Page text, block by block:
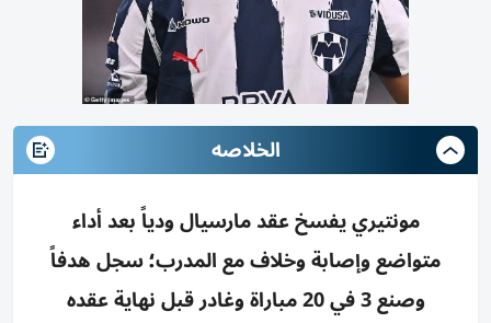
الخلاصه
مونتيري يفسخ عقد مارسيال ودياً بعد أداء
متواضع وإصابة وخلاف مع المدرب؛ سجل هدفاً
وصنع 3 في 20 مباراة وغادر قبل نهاية عقده